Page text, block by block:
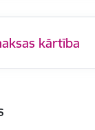
kārtība